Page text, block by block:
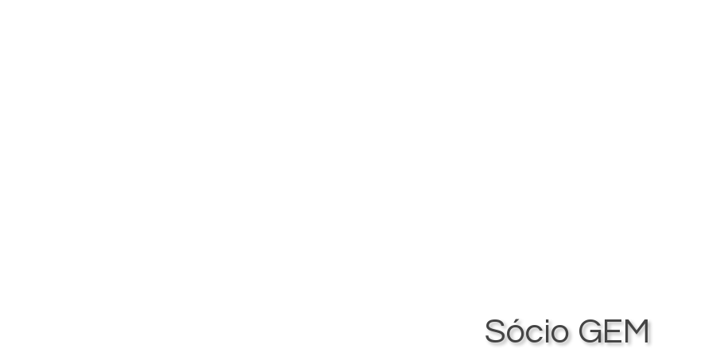
Sócio GEM